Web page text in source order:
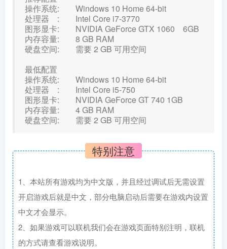
操作系统: Windows 10 Home 64-bit
处理器 : Intel Core i7-3770
图形显卡: NVIDIA GeForce GTX 1060 6GB
内存容量: 8 GB RAM
硬盘空间: 需要 2 GB 可用空间
最低配置
操作系统: Windows 10 Home 64-bit
处理器 : Intel Core i5-750
图形显卡: NVIDIA GeForce GT 740 1GB
内存容量: 4 GB RAM
硬盘空间: 需要 2 GB 可用空间
特别注意
1、本站所有游戏均为中文版，并且经过调试后无需设置
开启游戏后就是中文，部分电脑启动后需要在游戏内设置
中文才会显示。
2、如果游戏可以联机我们会在游戏页面特别注明，联机
的方式请查看游戏说明。